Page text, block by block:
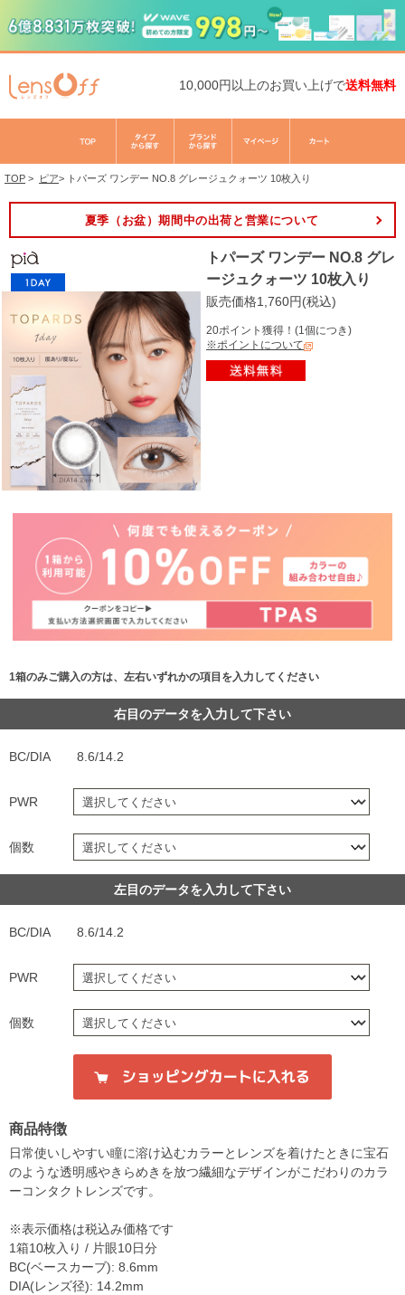
10,000円以上のお買い上げで送料無料
TOP > ピア> トパーズ ワンデー NO.8 グレージュクォーツ 10枚入り
夏季（お盆）期間中の出荷と営業について
トパーズ ワンデー NO.8 グレ
ージュクォーツ 10枚入り
販売価格1,760円(税込)
20ポイント獲得！(1個につき)
※ポイントについて
1箱のみご購入の方は、左右いずれかの項目を入力してください
右目のデータを入力して下さい
BC/DIA 8.6/14.2
PWR
個数
左目のデータを入力して下さい
BC/DIA 8.6/14.2
PWR
個数
商品特徴
日常使いしやすい瞳に溶け込むカラーとレンズを着けたときに宝石
のような透明感やきらめきを放つ繊細なデザインがこだわりのカラ
ーコンタクトレンズです。
※表示価格は税込み価格です
1箱10枚入り / 片眼10日分
BC(ベースカーブ): 8.6mm
DIA(レンズ径): 14.2mm